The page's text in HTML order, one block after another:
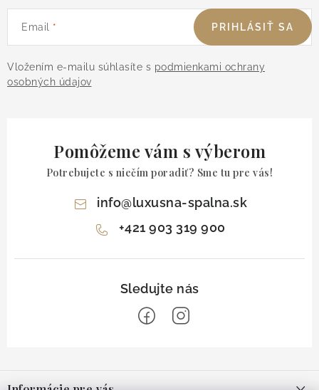
Email
Vložením e-mailu súhlasíte s podmienkami ochrany
osobných údajov
PRIHLÁSIŤ SA
Pomôžeme vám s výberom
Potrebujete s niečím poradiť? Sme tu pre vás!
info@luxusna-spalna.sk
+421 903 319 900